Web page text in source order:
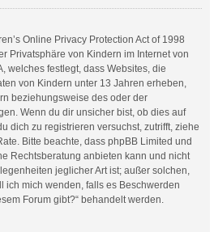
Online Privacy Protection Act of 1998
Privatsphäre von Kindern im Internet von
welches festlegt, dass Websites, die
von Kindern unter 13 Jahren erheben,
beziehungsweise des oder der
Wenn du dir unsicher bist, ob dies auf
dich zu registrieren versuchst, zutrifft, ziehe
Bitte beachte, dass phpBB Limited und
Rechtsberatung anbieten kann und nicht
jeglicher Art ist; außer solchen,
ich mich wenden, falls es Beschwerden
Forum gibt?“ behandelt werden.